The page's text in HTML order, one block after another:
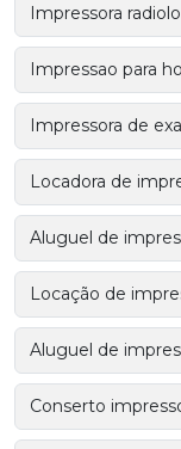
Impressora
Impressao para
Impressora de
Locadora de
Aluguel de
Locação de
Aluguel de
Conserto